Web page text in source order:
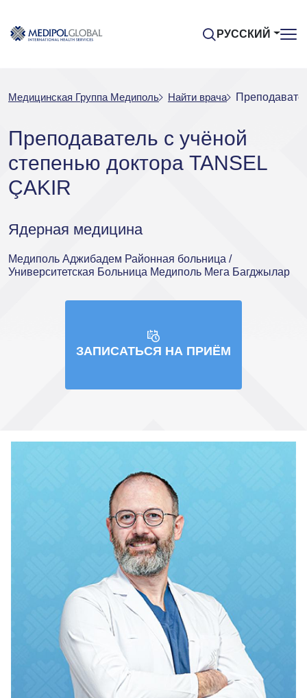
РУССКИЙ
Медицинская Группа Медиполь Найти врача
Преподаватель с учёной
степенью доктора TANSEL
ÇAKIR
Ядерная медицина
Медиполь Аджибадем Районная больница /
Университетская Больница Медиполь Мега Багджылар
ЗАПИСАТЬСЯ НА ПРИЁМ